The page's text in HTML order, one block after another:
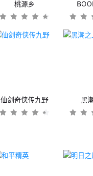
桃源乡
仙剑奇侠传九野 黑